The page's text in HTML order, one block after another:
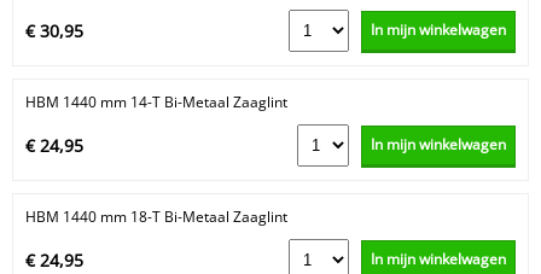
€ 30,95 In mijn winkelwagen
HBM 1440 mm 14-T Bi-Metaal Zaaglint
€ 24,95 In mijn winkelwagen
HBM 1440 mm 18-T Bi-Metaal Zaaglint
€ 24,95 In mijn winkelwagen